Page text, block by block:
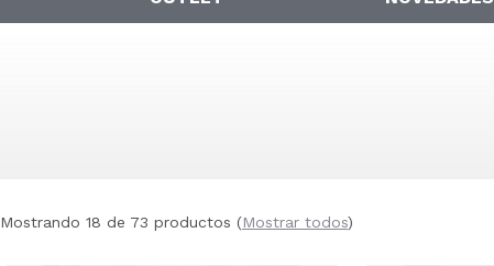
Mostrando 18 de 73 productos (Mostrar todos)